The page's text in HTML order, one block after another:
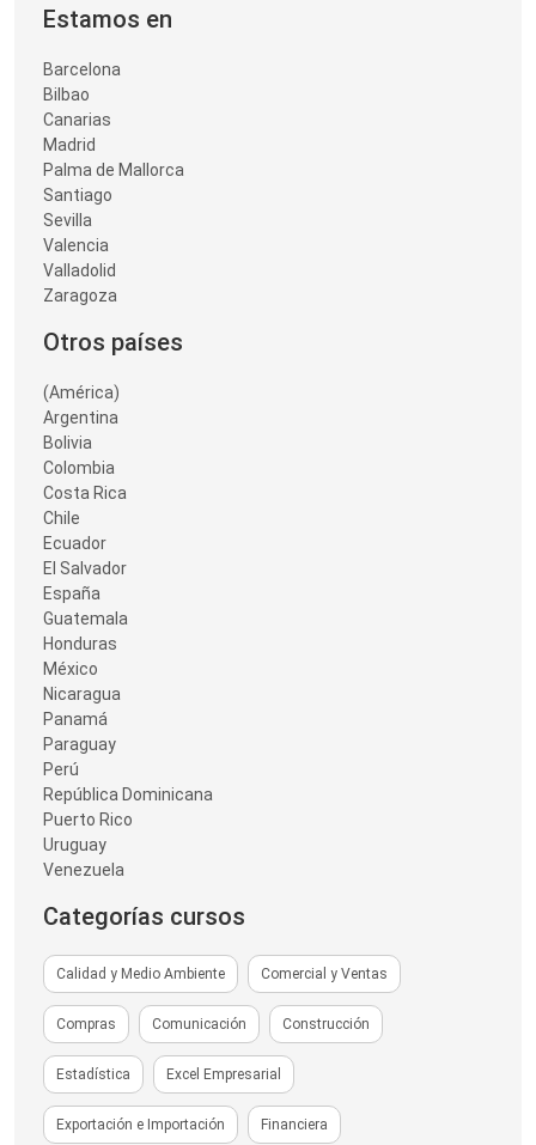
Estamos en
Barcelona
Bilbao
Canarias
Madrid
Palma de Mallorca
Santiago
Sevilla
Valencia
Valladolid
Zaragoza
Otros países
(América)
Argentina
Bolivia
Colombia
Costa Rica
Chile
Ecuador
El Salvador
España
Guatemala
Honduras
México
Nicaragua
Panamá
Paraguay
Perú
República Dominicana
Puerto Rico
Uruguay
Venezuela
Categorías cursos
Calidad y Medio Ambiente Comercial y Ventas
Compras Comunicación Construcción
Estadística Excel Empresarial
Exportación e Importación Financiera